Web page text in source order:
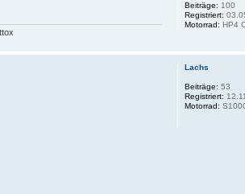
Beiträge: 100
Registriert:
Motorrad: HP4
Lachs
Beiträge: 53
Registriert:
Motorrad: